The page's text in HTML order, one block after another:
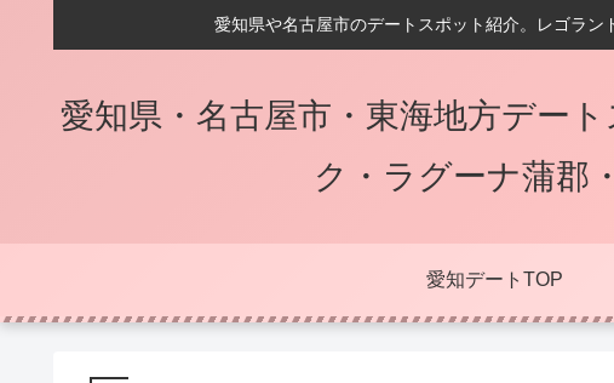
愛知県や名古屋市のデートスポット紹介。レゴラ
愛知県・名古屋市・東海地方デー
ク・ラグーナ蒲郡
愛知デートTOP